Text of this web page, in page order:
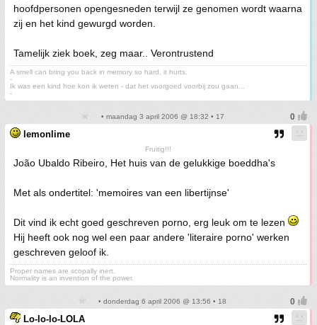
hoofdpersonen opengesneden terwijl ze genomen wordt waarna
zij en het kind gewurgd worden.
Tamelijk ziek boek, zeg maar.. Verontrustend
A smell can bring you back in memory so hard, it hurts.
-
Ik was een kind hoe kon ik weten - dat het voorgoed voorbij zou gaan...
-
• maandag 3 april 2006 @ 18:32 • 17
lemonlime
Fruitig!!!
João Ubaldo Ribeiro, Het huis van de gelukkige boeddha's
Met als ondertitel: 'memoires van een libertijnse'
Dit vind ik echt goed geschreven porno, erg leuk om te lezen
Hij heeft ook nog wel een paar andere 'literaire porno' werken
geschreven geloof ik.
Proper names are scopally inert.
Normality is an invention of the power.
• donderdag 6 april 2006 @ 13:56 • 18
Lo-lo-lo-LOLA